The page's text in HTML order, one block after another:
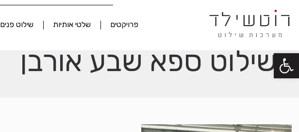
פתח סרגל נגישות
פרויקטים שלטי אותיות שילוט פנים
שילוט ספא שבע אורבן